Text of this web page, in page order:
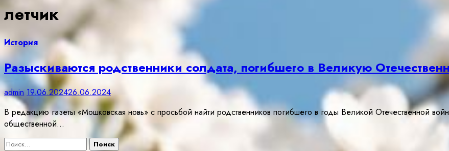
летчик
История
Разыскиваются родственники солдата, погибшего в Великую
admin 19.06.202426.06.2024
В редакцию газеты «Мошковская новь» с просьбой найти родственников погибшего в годы Великой Отечественной
общественной…
Найти: